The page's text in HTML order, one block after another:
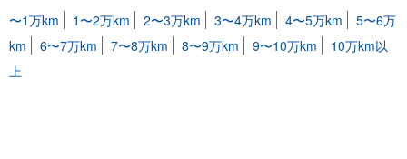
〜1万km
1〜2万km 2〜3万km 3〜4万km 4〜5万km
5〜6万
km
6〜7万km 7〜8万km 8〜9万km 9〜10万km
10万km以
上